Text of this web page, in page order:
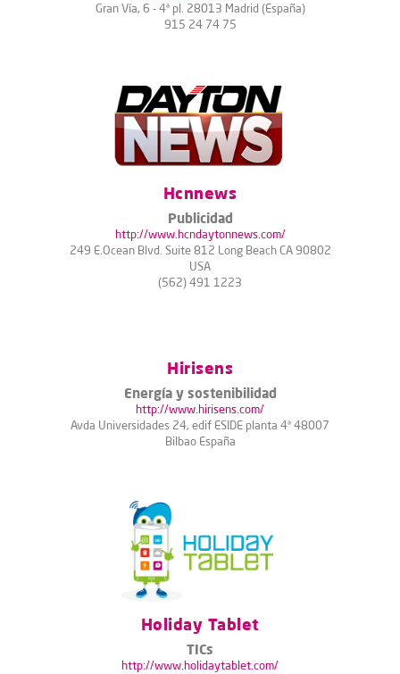
Gran Vía, 6 - 4ª pl. 28013 Madrid (España)
915 24 74 75
Hcnnews
Publicidad
http://www.hcndaytonnews.com/
249 E.Ocean Blvd. Suite 812 Long Beach CA 90802
USA
(562) 491 1223
Hirisens
Energía y sostenibilidad
http://www.hirisens.com/
Avda Universidades 24, edif ESIDE planta 4ª 48007
Bilbao España
Holiday Tablet
TICs
http://www.holidaytablet.com/